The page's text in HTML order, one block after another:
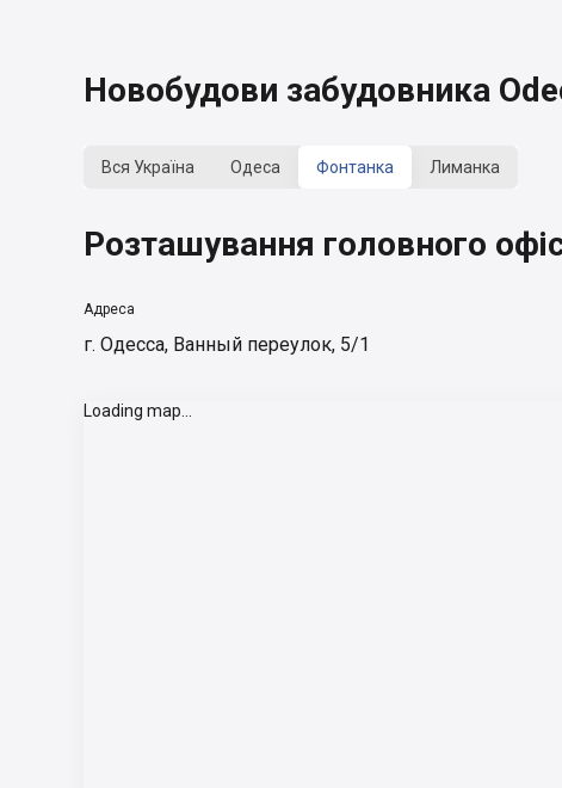
Новобудови забудовника
Вся Україна Одеса Фонтанка Лиманка
Розташування головного
Адреса
г. Одесса, Ванный переулок, 5/1
Loading map...